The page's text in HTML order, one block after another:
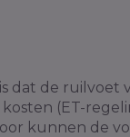
dat de rui voet
(ET-
kunnen de